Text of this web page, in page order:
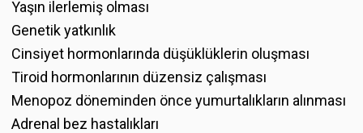
Yaşın ilerlemiş olması
Genetik yatkınlık
Cinsiyet hormonlarında düşüklüklerin oluşması
Tiroid hormonlarının düzensiz çalışması
Menopoz döneminden önce yumurtalıkların alınması
Adrenal bez hastalıkları